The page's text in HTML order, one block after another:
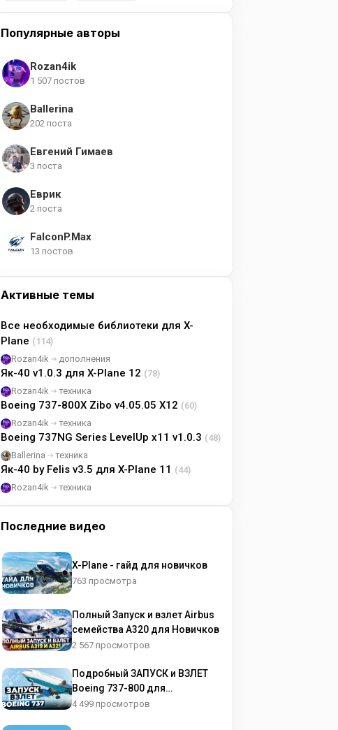
Популярные авторы
Rozan4ik
1 507 постов
Ballerina
202 поста
Евгений Гимаев
3 поста
Еврик
2 поста
FalconP.Max
13 постов
Активные темы
Все необходимые библиотеки для X-
Plane (114)
Rozan4ik
дополнения
Як-40 v1.0.3 для X-Plane 12 (78)
Rozan4ik
техника
Boeing 737-800X Zibo v4.05.05 X12 (60)
Rozan4ik
техника
Boeing 737NG Series LevelUp x11 v1.0.3 (48)
Ballerina
техника
Як-40 by Felis v3.5 для X-Plane 11 (44)
Rozan4ik
техника
Последние видео
X-Plane - гайд для новичков
763 просмотра
Полный Запуск и взлет Airbus
семейства A320 для Новичков
2 567 просмотров
Подробный ЗАПУСК и ВЗЛЕТ
Boeing 737-800 для
НОВИЧКОВ
4 499 просмотров